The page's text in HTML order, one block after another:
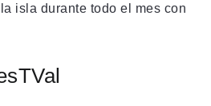
isla durante todo el mes con